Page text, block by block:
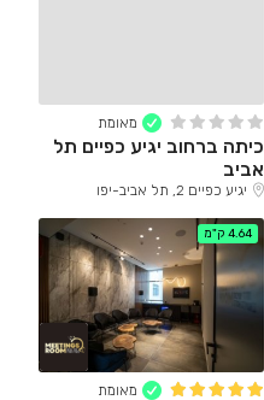
מאומת
כיתה ברחוב יגיע כפיים תל
אביב
יגיע כפיים 2, תל אביב-יפו
מאומת
4.64 ק"מ